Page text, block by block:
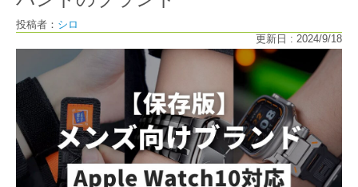
投稿者： シロ
更新日 : 2024/9/18